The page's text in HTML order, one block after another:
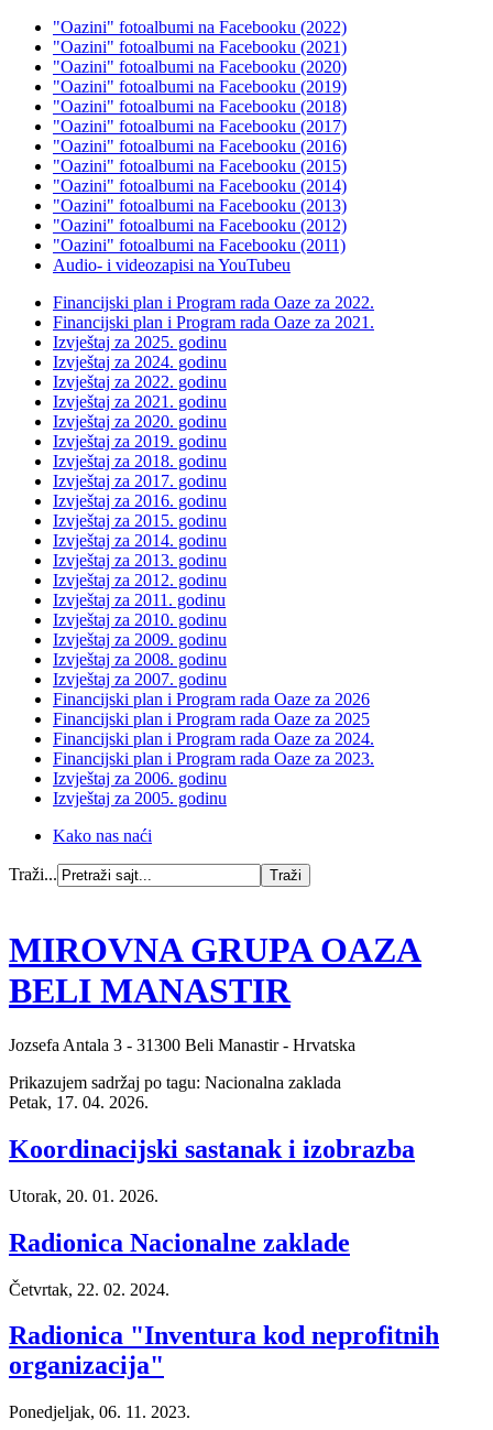
"Oazini" fotoalbumi na Facebooku (2022)
"Oazini" fotoalbumi na Facebooku (2021)
"Oazini" fotoalbumi na Facebooku (2020)
"Oazini" fotoalbumi na Facebooku (2019)
"Oazini" fotoalbumi na Facebooku (2018)
"Oazini" fotoalbumi na Facebooku (2017)
"Oazini" fotoalbumi na Facebooku (2016)
"Oazini" fotoalbumi na Facebooku (2015)
"Oazini" fotoalbumi na Facebooku (2014)
"Oazini" fotoalbumi na Facebooku (2013)
"Oazini" fotoalbumi na Facebooku (2012)
"Oazini" fotoalbumi na Facebooku (2011)
Audio- i videozapisi na YouTubeu
Financijski plan i Program rada Oaze za 2022.
Financijski plan i Program rada Oaze za 2021.
Izvještaj za 2025. godinu
Izvještaj za 2024. godinu
Izvještaj za 2022. godinu
Izvještaj za 2021. godinu
Izvještaj za 2020. godinu
Izvještaj za 2019. godinu
Izvještaj za 2018. godinu
Izvještaj za 2017. godinu
Izvještaj za 2016. godinu
Izvještaj za 2015. godinu
Izvještaj za 2014. godinu
Izvještaj za 2013. godinu
Izvještaj za 2012. godinu
Izvještaj za 2011. godinu
Izvještaj za 2010. godinu
Izvještaj za 2009. godinu
Izvještaj za 2008. godinu
Izvještaj za 2007. godinu
Financijski plan i Program rada Oaze za 2026
Financijski plan i Program rada Oaze za 2025
Financijski plan i Program rada Oaze za 2024.
Financijski plan i Program rada Oaze za 2023.
Izvještaj za 2006. godinu
Izvještaj za 2005. godinu
Kako nas naći
Traži...
MIROVNA GRUPA OAZA
BELI MANASTIR
Jozsefa Antala 3 - 31300 Beli Manastir - Hrvatska
Prikazujem sadržaj po tagu: Nacionalna zaklada
Petak, 17. 04. 2026.
Koordinacijski sastanak i izobrazba
Utorak, 20. 01. 2026.
Radionica Nacionalne zaklade
Četvrtak, 22. 02. 2024.
Radionica "Inventura kod neprofitnih
organizacija"
Ponedjeljak, 06. 11. 2023.